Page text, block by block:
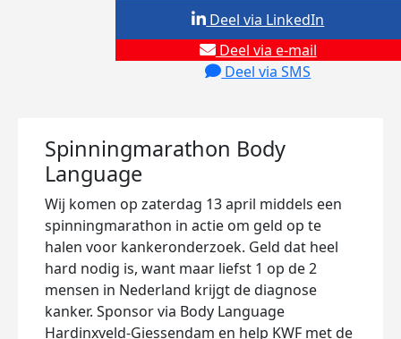
Deel via e-mail
Deel via SMS
Deel via LinkedIn
Spinningmarathon Body
Language
Wij komen op zaterdag 13 april middels een
spinningmarathon in actie om geld op te
halen voor kankeronderzoek. Geld dat heel
hard nodig is, want maar liefst 1 op de 2
mensen in Nederland krijgt de diagnose
kanker. Sponsor via Body Language
Hardinxveld-Giessendam en help KWF met de